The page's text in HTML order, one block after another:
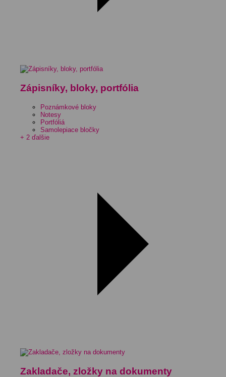
Zápisníky, bloky, portfólia
Poznámkové bloky
Notesy
Portfóliá
Samolepiace bločky
+ 2 ďalšie
Zakladače, zložky na dokumenty